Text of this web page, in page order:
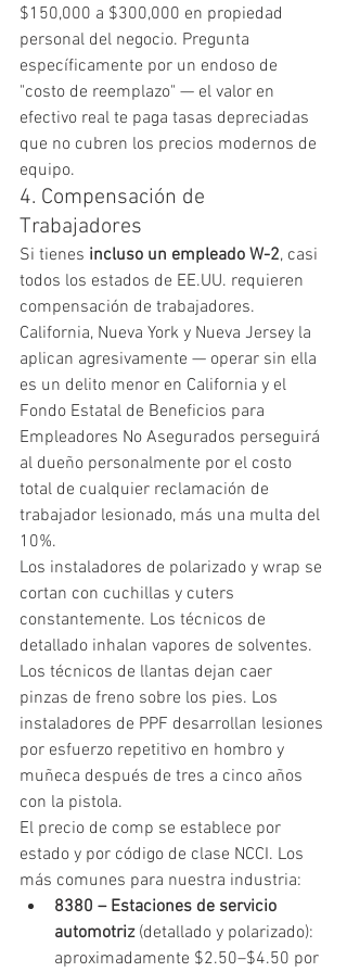
$150,000 a $300,000 en propiedad
personal del negocio. Pregunta
específicamente por un endoso de
"costo de reemplazo" — el valor en
efectivo real te paga tasas depreciadas
que no cubren los precios modernos de
equipo.
4. Compensación de
Trabajadores
Si tienes incluso un empleado W-2, casi
todos los estados de EE.UU. requieren
compensación de trabajadores.
California, Nueva York y Nueva Jersey la
aplican agresivamente — operar sin ella
es un delito menor en California y el
Fondo Estatal de Beneficios para
Empleadores No Asegurados perseguirá
al dueño personalmente por el costo
total de cualquier reclamación de
trabajador lesionado, más una multa del
10%.
Los instaladores de polarizado y wrap se
cortan con cuchillas y cuters
constantemente. Los técnicos de
detallado inhalan vapores de solventes.
Los técnicos de llantas dejan caer
pinzas de freno sobre los pies. Los
instaladores de PPF desarrollan lesiones
por esfuerzo repetitivo en hombro y
muñeca después de tres a cinco años
con la pistola.
El precio de comp se establece por
estado y por código de clase NCCI. Los
más comunes para nuestra industria:
8380 – Estaciones de servicio
automotriz (detallado y polarizado):
aproximadamente $2.50–$4.50 por